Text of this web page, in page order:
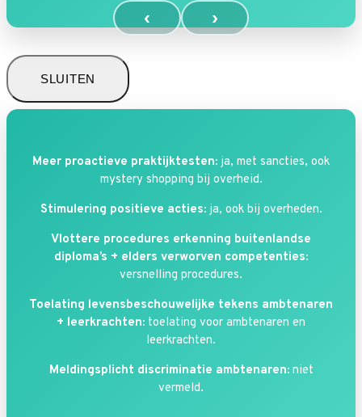
‹ ›
SLUITEN
Meer proactieve praktijktesten: ja, met sancties, ook
mystery shopping bij overheid.
Stimulering positieve acties: ja, ook bij overheden.
Vlottere procedures erkenning buitenlandse
diploma’s + elders verworven competenties:
versnelling procedures.
Toelating levensbeschouwelijke tekens ambtenaren
+ leerkrachten: toelating voor ambtenaren en
leerkrachten.
Meldingsplicht discriminatie ambtenaren: niet
vermeld.